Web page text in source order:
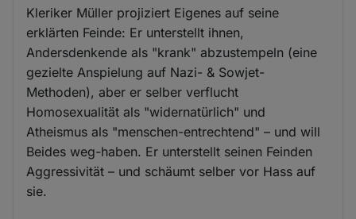
Kleriker Müller projiziert Eigenes auf seine
erklärten Feinde: Er unterstellt ihnen,
Andersdenkende als "krank" abzustempeln (eine
gezielte Anspielung auf Nazi- & Sowjet-
Methoden), aber er selber verflucht
Homosexualität als "widernatürlich" und
Atheismus als "menschen-entrechtend" – und will
Beides weg-haben. Er unterstellt seinen Feinden
Aggressivität – und schäumt selber vor Hass auf
sie.